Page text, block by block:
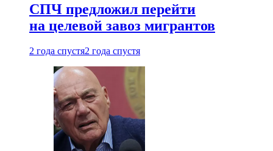
СПЧ предложил перейти
на целевой завоз мигрантов
2 года спустя2 года спустя